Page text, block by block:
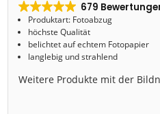
679
Produktart: Fotoabzug
höchste Qualität
belichtet auf echtem Fotopapier
langlebig und strahlend
Weitere Produkte mit der